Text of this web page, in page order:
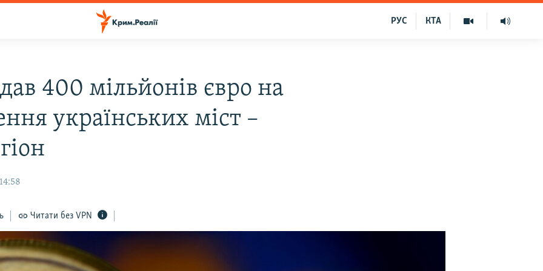
КТА
РУС
400 мільйонів євро на
українських міст –
Читати без VPN